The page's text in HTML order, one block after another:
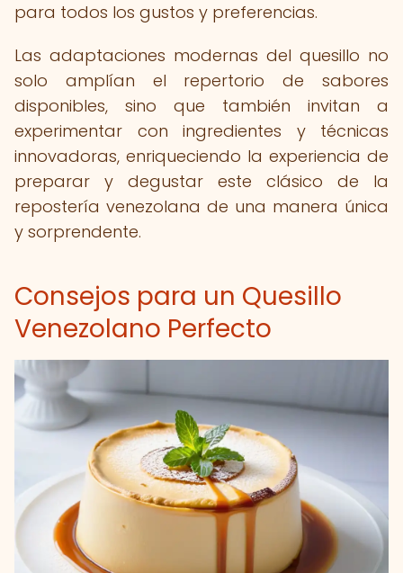
para todos los gustos y preferencias.
Las adaptaciones modernas del quesillo no
solo amplían el repertorio de sabores
disponibles, sino que también invitan a
experimentar con ingredientes y técnicas
innovadoras, enriqueciendo la experiencia de
preparar y degustar este clásico de la
repostería venezolana de una manera única
y sorprendente.
Consejos para un Quesillo
Venezolano Perfecto